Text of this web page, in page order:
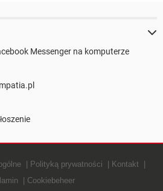
Messenger na komputerze
Polityką prywatności
Kontakt
Cookiebeheer